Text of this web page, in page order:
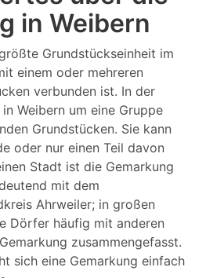
in Weibern
Grundstückseinheit im
einem oder mehreren
verbunden ist. In der
Weibern um eine Gruppe
Grundstücken. Sie kann
oder nur einen Teil davon
Stadt ist die Gemarkung
mit dem
Ahrweiler; in großen
Dörfer häufig mit anderen
zusammengefasst.
sich eine Gemarkung einfach